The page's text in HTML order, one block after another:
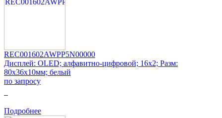
REC001602AWPP5N00000
Дисплей: OLED; алфавитно-цифровой; 16x2; Разм:
80x36x10мм; белый
по запросу
Подробнее